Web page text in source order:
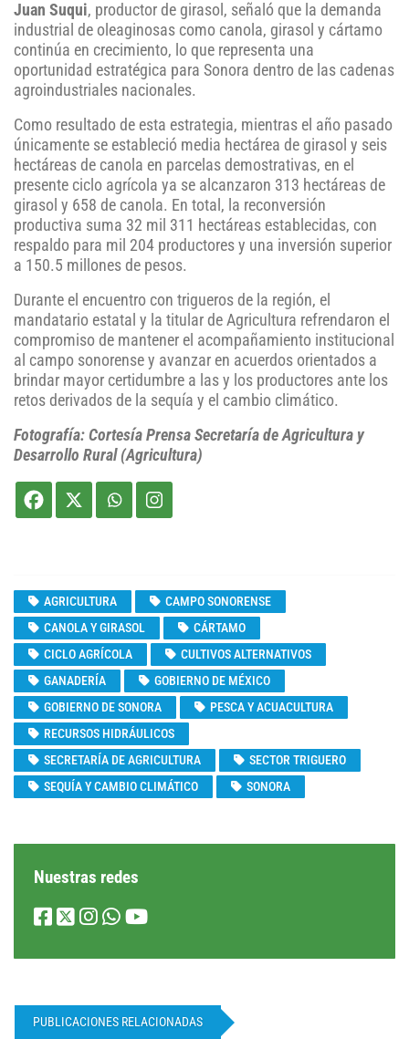
Juan Suqui, productor de girasol, señaló que la demanda
industrial de oleaginosas como canola, girasol y cártamo
continúa en crecimiento, lo que representa una
oportunidad estratégica para Sonora dentro de las cadenas
agroindustriales nacionales.
Como resultado de esta estrategia, mientras el año pasado
únicamente se estableció media hectárea de girasol y seis
hectáreas de canola en parcelas demostrativas, en el
presente ciclo agrícola ya se alcanzaron 313 hectáreas de
girasol y 658 de canola. En total, la reconversión
productiva suma 32 mil 311 hectáreas establecidas, con
respaldo para mil 204 productores y una inversión superior
a 150.5 millones de pesos.
Durante el encuentro con trigueros de la región, el
mandatario estatal y la titular de Agricultura refrendaron el
compromiso de mantener el acompañamiento institucional
al campo sonorense y avanzar en acuerdos orientados a
brindar mayor certidumbre a las y los productores ante los
retos derivados de la sequía y el cambio climático.
Fotografía: Cortesía Prensa Secretaría de Agricultura y
Desarrollo Rural (Agricultura)
AGRICULTURA
CAMPO SONORENSE
CANOLA Y GIRASOL
CÁRTAMO
CICLO AGRÍCOLA
CULTIVOS ALTERNATIVOS
GANADERÍA
GOBIERNO DE MÉXICO
GOBIERNO DE SONORA
PESCA Y ACUACULTURA
RECURSOS HIDRÁULICOS
SECRETARÍA DE AGRICULTURA
SECTOR TRIGUERO
SEQUÍA Y CAMBIO CLIMÁTICO
SONORA
Nuestras redes
PUBLICACIONES RELACIONADAS